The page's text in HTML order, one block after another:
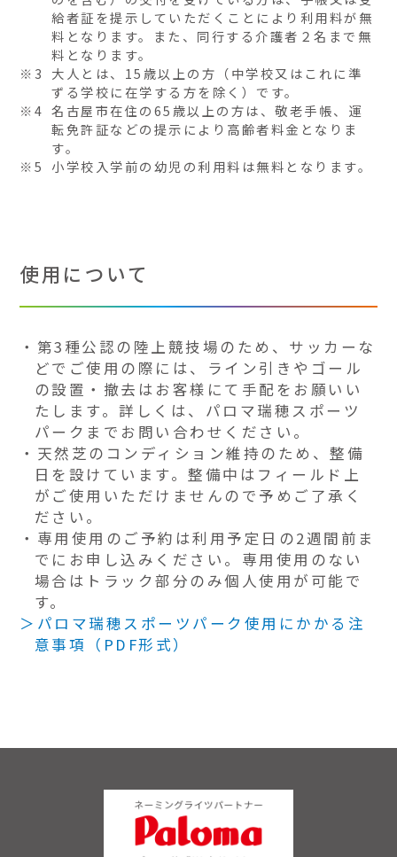
給者証を提示していただくことにより利用料が無
料となります。また、同行する介護者２名まで無
料となります。
※3
大人とは、15歳以上の方（中学校又はこれに準
ずる学校に在学する方を除く）です。
※4 名古屋市在住の65歳以上の方は、敬老手帳、運
転免許証などの提示により高齢者料金となりま
す。
※5
小学校入学前の幼児の利用料は無料となります。
使用について
第3種公認の陸上競技場のため、サッカーな
どでご使用の際には、ライン引きやゴール
の設置・撤去はお客様にて手配をお願いい
たします。詳しくは、パロマ瑞穂スポーツ
パークまでお問い合わせください。
天然芝のコンディション維持のため、整備
日を設けています。整備中はフィールド上
がご使用いただけませんので予めご了承く
ださい。
専用使用のご予約は利用予定日の2週間前ま
でにお申し込みください。専用使用のない
場合はトラック部分のみ個人使用が可能で
す。
パロマ瑞穂スポーツパーク使用にかかる注
意事項（PDF形式）